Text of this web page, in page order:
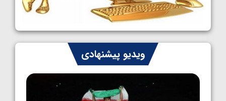
کشتی فرنگی نوجوانان جهان؛ سکوی تیمی
سوم برای ایران
1405/05/07
ایران چشم به راه چهار مدال در پنج وزن دوم
کشتی فرنگی نوجوانان جهان
1405/05/06
ویدیو پیشنهادی